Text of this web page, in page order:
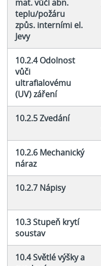
mat. vůči abn.
teplu/požáru
způs. interními el.
Jevy
10.2.4 Odolnost
vůči
ultrafialovému
(UV) záření
10.2.5 Zvedání
10.2.6 Mechanický
náraz
10.2.7 Nápisy
10.3 Stupeň krytí
soustav
10.4 Světlé výšky a